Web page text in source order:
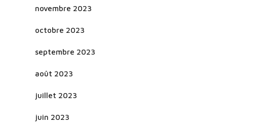
novembre 2023
octobre 2023
septembre 2023
août 2023
juillet 2023
juin 2023